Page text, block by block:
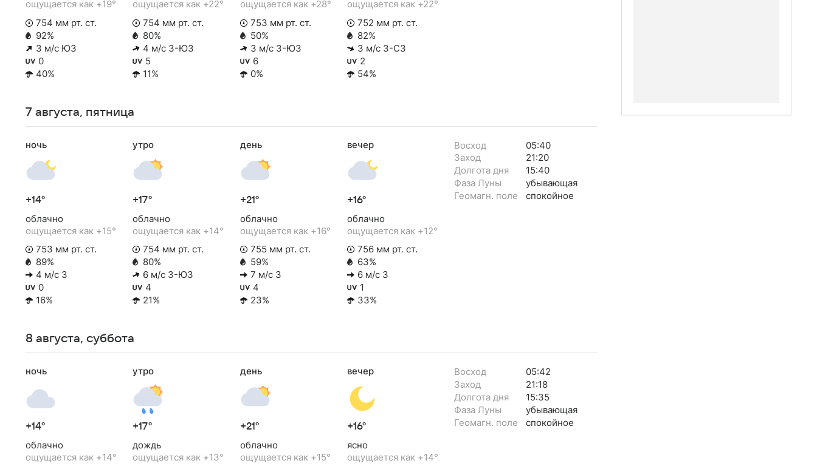
ощущается как +19°
754 мм рт. ст.
92%
3 м/с ЮЗ
0
40%
ощущается как +22°
754 мм рт. ст.
80%
4 м/с З-ЮЗ
5
11%
ощущается как +28°
753 мм рт. ст.
50%
3 м/с З-ЮЗ
6
0%
ощущается как +22°
752 мм рт. ст.
82%
3 м/с З-СЗ
2
54%
7 августа, пятница
ночь
+14°
облачно
ощущается как +15°
753 мм рт. ст.
89%
4 м/с З
0
16%
утро
+17°
облачно
ощущается как +14°
754 мм рт. ст.
80%
6 м/с З-ЮЗ
4
21%
день
+21°
облачно
ощущается как +16°
755 мм рт. ст.
59%
7 м/с З
4
23%
вечер
+16°
облачно
ощущается как +12°
756 мм рт. ст.
63%
6 м/с З
1
33%
Восход
05:40
Заход
21:20
Долгота дня
15:40
Фаза Луны
убывающая
Геомагн. поле
спокойное
8 августа, суббота
ночь
+14°
облачно
ощущается как +14°
утро
+17°
дождь
ощущается как +13°
день
+21°
облачно
ощущается как +15°
вечер
+16°
ясно
ощущается как +14°
Восход
05:42
Заход
21:18
Долгота дня
15:35
Фаза Луны
убывающая
Геомагн. поле
спокойное